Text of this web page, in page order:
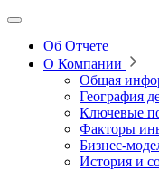
Об Отчете
О Компании
Общая
География
Ключевые
Факторы
Бизнес-
История и